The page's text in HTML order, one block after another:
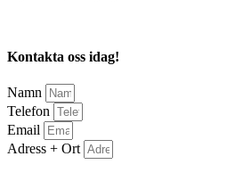
Kontakta oss idag!
Namn
Telefon
Email
Adress + Ort